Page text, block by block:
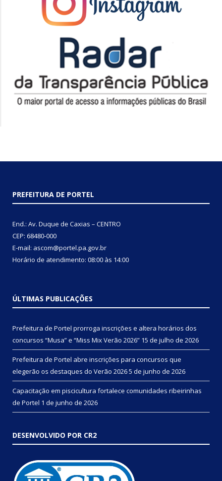
PREFEITURA DE PORTEL
End.: Av. Duque de Caxias – CENTRO
CEP: 68480-000
E-mail: ascom@portel.pa.gov.br
Horário de atendimento: 08:00 às 14:00
ÚLTIMAS PUBLICAÇÕES
Prefeitura de Portel prorroga inscrições e altera horários dos
concursos “Musa” e “Miss Mix Verão 2026” 15 de julho de 2026
Prefeitura de Portel abre inscrições para concursos que
elegerão os destaques do Verão 20265 de junho de 2026
Capacitação em piscicultura fortalece comunidades ribeirinhas
de Portel 1 de junho de 2026
DESENVOLVIDO POR CR2